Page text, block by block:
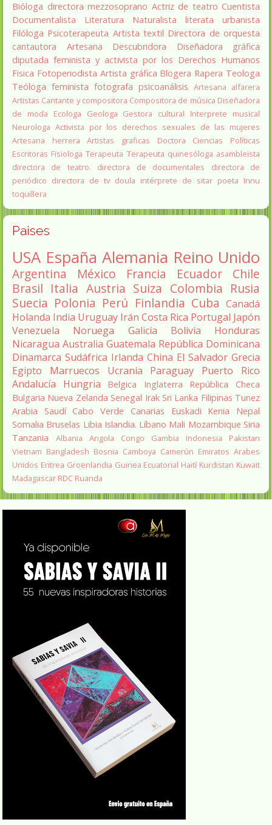
Bióloga directora mezzosoprano Actriz de teatro Cuentista
Documentalista
Literatura Naturalista literata
urbanista
Filóloga Psicoterapeuta Artista textil Directora de orquesta
cantautora
Artesana Descubridora
Diseñadora gráfica
diputada feminista y activista por los Derechos Humanos
Fisica Fotoperiodista Artista gráfica Blogera Rapera Teologa
Teóloga feminista fotografa psicoanálisis Artesana alfarera
Artistas Cantante y compositora Compositora de música Diseñadora
de moda
Ecologa Geologa Gestora cultural
Interprete musical
Neurologa Activista por los derechos sexuales de las mujeres
Artesana herrera
Artistas graficas
Doctora Ciencias Políticas
Escritoras Fisiologa Terapeuta Terapeuta quinesóloga asambleista
directora de teatro.
directora de documentales
directora de
periódico directora de tv doula intérprete de sitar poeta Innu
toquillera
Paises
USA España Alemania Reino Unido
Argentina México Francia Ecuador
Chile
Brasil Italia Austria Suiza Colombia Rusia
Suecia Polonia Perú Finlandia Cuba Canadá
Holanda India Uruguay Irán Costa Rica Portugal Japón
Venezuela
Noruega Galicia Bolivia
Honduras
Nicaragua Australia Guatemala República Dominicana
Dinamarca Sudáfrica Irlanda China El Salvador Grecia
Egipto
Marruecos Ucrania Paraguay
Puerto Rico
Andalucía
Hungria Belgica Inglaterra
República Checa
Bulgaria Nueva Zelanda Senegal Irak Sri Lanka Filipinas Tunez
Arabia Saudí Cabo Verde Canarias Euskadi Kenia
Nepal
Somalia Bruselas Libia Islandia. Líbano Mali Mozambique Siria
Tanzania
Albania Angola Congo Gambia Indonesia
Pakistan
Vietnam Bangladesh Bosnia Camboya Camerún Emiratos Arabes
Unidos Eritrea Groenlandia Guinea Ecuatorial Haití Kurdistan Kuwait
Madagascar RDC Ruanda